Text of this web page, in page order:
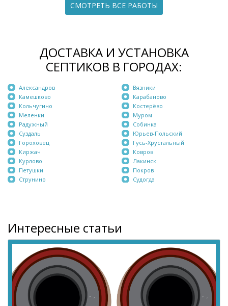
СМОТРЕТЬ ВСЕ РАБОТЫ
ДОСТАВКА И УСТАНОВКА
СЕПТИКОВ В ГОРОДАХ:
Александров
Камешково
Кольчугино
Меленки
Радужный
Суздаль
Вязники
Карабаново
Костерёво
Муром
Собинка
Юрьев-Польский
Гороховец
Киржач
Курлово
Петушки
Струнино
Гусь-Хрустальный
Ковров
Лакинск
Покров
Судогда
Интересные статьи